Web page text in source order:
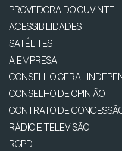
PROVEDORA DO OUVINTE
ACESSIBILIDADES
SATÉLITES
A EMPRESA
CONSELHO GERAL
CONSELHO DE OPINIÃO
CONTRATO DE
RÁDIO E TELEVISÃO
RGPD